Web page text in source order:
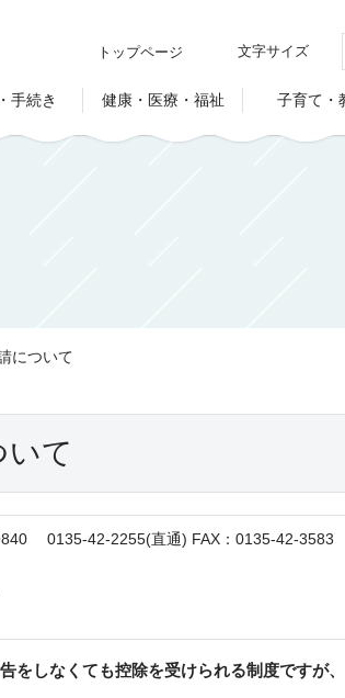
手続き 健康・医療・福祉 子育て・
トップページ 文字サイズ
について
て
0135-42-2255(直通) FAX：0135-42-3583
をしなくても控除を受けられる制度ですが